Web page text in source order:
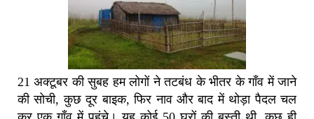
21 अक्टूबर की सुबह हम लोगों ने तटबंध के भीतर के गाँव में जाने
की सोची, कुछ दूर बाइक, फिर नाव और बाद में थोड़ा पैदल चल